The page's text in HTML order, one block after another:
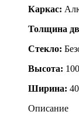
Каркас:
Толщина
Стекло:
Высота:
Ширина:
Описание